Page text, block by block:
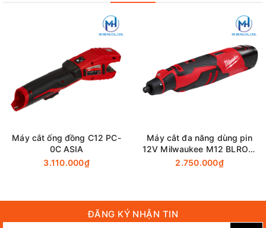
Sản phẩm chưa bao gồm pin sạc, xem thêm pin sạc phù hợp
với sản phẩm tại đây:PINSAC40V
Đại Lý Phân Phối Makita, Bosch Chính Hãng Tại Biên Hòa -
Đồng Nai
Công Ty TNHH Điện Cơ Mỹ Hưng
Địa chỉ: 700 Quốc lộ 1A, Tân Biên, Biên Hòa, Đồng Nai
FanPage:Facebook.com/diencomyhung
Website:myhungvn.com
Máy cắt ống đồng C12 PC-
0C ASIA
3.110.000₫
Máy cắt đa năng dùng pin
12V Milwaukee M12 BLROT-
0 (Chưa Pin & Sạc)
2.750.000₫
ĐĂNG KÝ NHẬN TIN